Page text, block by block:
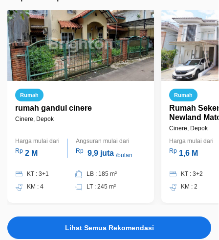
Rumah
rumah gandul cinere
Cinere, Depok
Harga mulai dari
Rp 2 M
Angsuran mulai dari
Rp 9,9 juta /bulan
KT : 3+1
KM : 4
LB : 185 m²
LT : 245 m²
Rumah
Rumah
Newland
Bisa KPR
Cinere, Depok
Harga mulai dari
Rp 1,6 M
KT : 3+2
KM : 2
Lihat Semua Rekomendasi